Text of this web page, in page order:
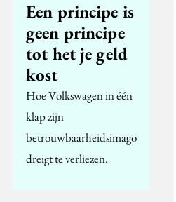
Een principe is
geen principe
tot het je geld
kost
Hoe Volkswagen in één
klap zijn
betrouwbaarheidsimago
dreigt te verliezen.